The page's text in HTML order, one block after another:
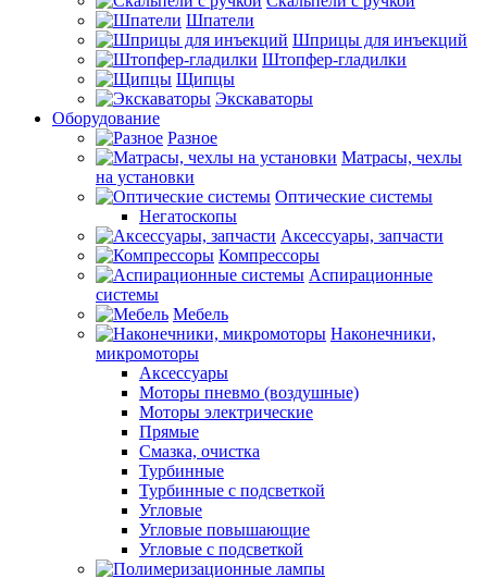
Шпатели
Шприцы для инъекций
Штопфер-гладилки
Щипцы
Экскаваторы
Оборудование
Разное
Матрасы, чехлы
на установки
Оптические системы
Негатоскопы
Аксессуары, запчасти
Компрессоры
Аспирационные
системы
Мебель
Наконечники,
микромоторы
Аксессуары
Моторы пневмо (воздушные)
Моторы электрические
Прямые
Смазка, очистка
Турбинные
Турбинные с подсветкой
Угловые
Угловые повышающие
Угловые с подсветкой